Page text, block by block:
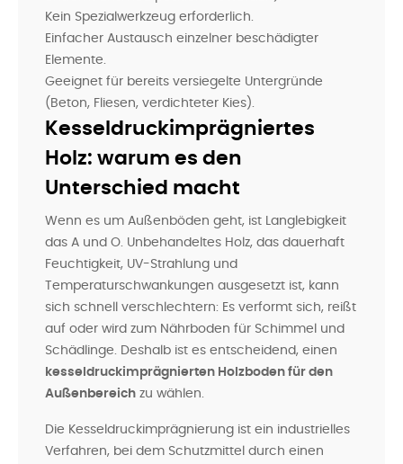
Kein Spezialwerkzeug erforderlich.
Einfacher Austausch einzelner beschädigter
Elemente.
Geeignet für bereits versiegelte Untergründe
(Beton, Fliesen, verdichteter Kies).
Kesseldruckimprägniertes
Holz: warum es den
Unterschied macht
Wenn es um Außenböden geht, ist Langlebigkeit
das A und O. Unbehandeltes Holz, das dauerhaft
Feuchtigkeit, UV-Strahlung und
Temperaturschwankungen ausgesetzt ist, kann
sich schnell verschlechtern: Es verformt sich, reißt
auf oder wird zum Nährboden für Schimmel und
Schädlinge. Deshalb ist es entscheidend, einen
kesseldruckimprägnierten Holzboden für den
Außenbereich zu wählen.
Die Kesseldruckimprägnierung ist ein industrielles
Verfahren, bei dem Schutzmittel durch einen